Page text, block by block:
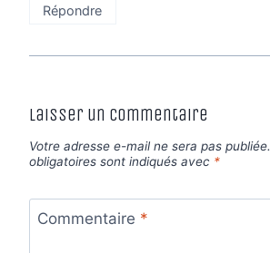
Répondre
Laisser un commentaire
Votre adresse e-mail ne sera pas publiée.
obligatoires sont indiqués avec *
Commentaire *